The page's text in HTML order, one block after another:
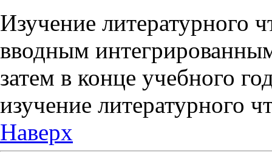
Изучение литературного
вводным
затем в конце учебного
изучение литературного
Наверх